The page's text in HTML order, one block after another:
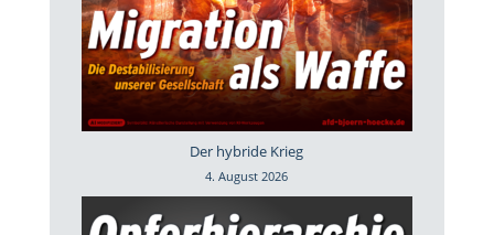
Der hybride Krieg
4. August 2026